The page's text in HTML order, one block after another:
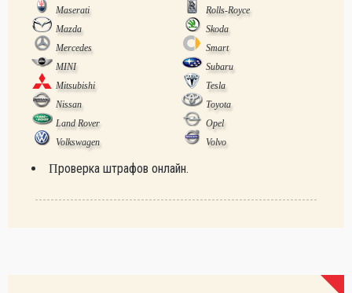
Maserati
Rolls-Royce
Mazda
Skoda
Mercedes
Smart
MINI
Subaru
Mitsubishi
Tesla
Nissan
Toyota
Land Rover
Opel
Volkswagen
Volvo
Проверка штрафов онлайн.